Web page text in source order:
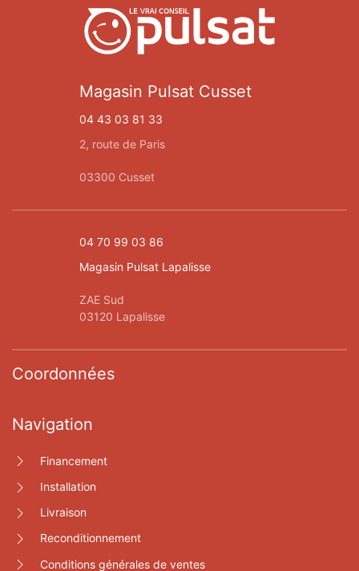
Magasin Pulsat Cusset
04 43 03 81 33
2, route de Paris
03300 Cusset
04 70 99 03 86
Magasin Pulsat Lapalisse
ZAE Sud
03120 Lapalisse
Coordonnées
Navigation
Financement
Installation
Livraison
Reconditionnement
Conditions générales de ventes